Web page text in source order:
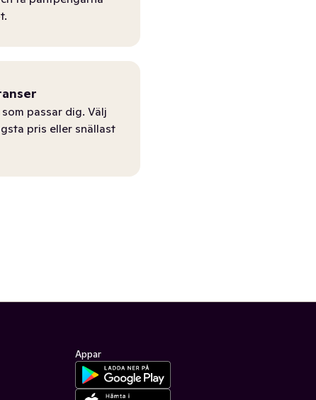
passar dig. Välj
pris eller snällast
Appar